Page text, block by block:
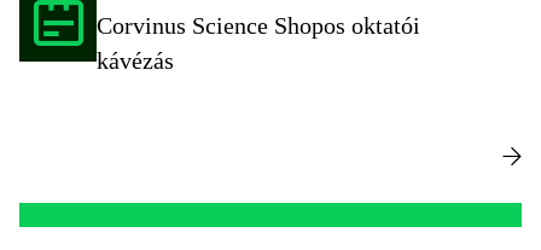
Corvinus Science Shopos oktatói
kávézás